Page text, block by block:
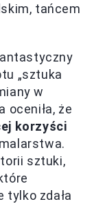
tańcem
„sztuka
w
oceniła, że
korzyści
sztuki,
tylko zdała